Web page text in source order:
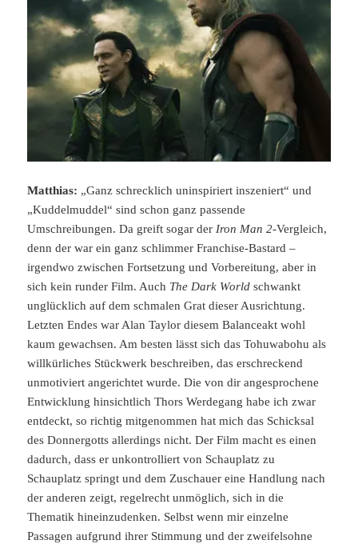
Matthias: „Ganz schrecklich uninspiriert inszeniert“ und
„Kuddelmuddel“ sind schon ganz passende
Umschreibungen. Da greift sogar derIron Man 2-Vergleich,
denn der war ein ganz schlimmer Franchise-Bastard –
irgendwo zwischen Fortsetzung und Vorbereitung, aber in
sich kein runder Film. Auch The Dark World schwankt
unglücklich auf dem schmalen Grat dieser Ausrichtung.
Letzten Endes war Alan Taylor diesem Balanceakt wohl
kaum gewachsen. Am besten lässt sich das Tohuwabohu als
willkürliches Stückwerk beschreiben, das erschreckend
unmotiviert angerichtet wurde. Die von dir angesprochene
Entwicklung hinsichtlich Thors Werdegang habe ich zwar
entdeckt, so richtig mitgenommen hat mich das Schicksal
des Donnergotts allerdings nicht. Der Film macht es einen
dadurch, dass er unkontrolliert von Schauplatz zu
Schauplatz springt und dem Zuschauer eine Handlung nach
der anderen zeigt, regelrecht unmöglich, sich in die
Thematik hineinzudenken. Selbst wenn mir einzelne
Passagen aufgrund ihrer Stimmung und der zweifelsohne